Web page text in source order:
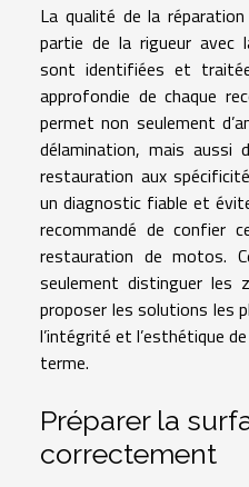
La qualité de la
partie de la rigueur avec
sont identifiées et
approfondie de chaque
permet non seulement
délamination, mais aussi
restauration aux
un diagnostic fiable et
recommandé de confier
restauration de motos.
seulement distinguer les
proposer les solutions les
l’intégrité et l’esthétique
terme.
Préparer la
correctement